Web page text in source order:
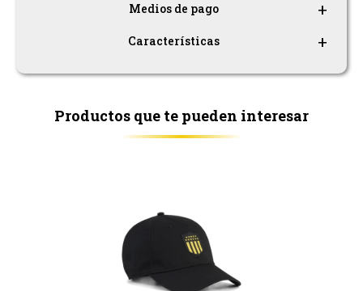
Medios de pago
Características
Productos que te pueden interesar